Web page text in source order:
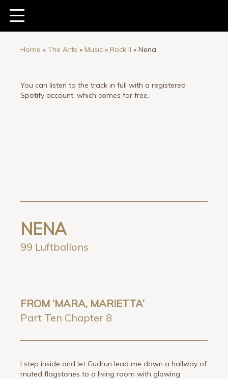
Home » The Arts » Music» Rock II » Nena
You can listen to the track in full with a registered
Spotify account, which comes for free.
NENA
99 Luftballons
FROM ‘MARA, MARIETTA’
Part Ten Chapter 8
I step inside and let Gudrun lead me down a hallway of
muted flagstones to a living room with glowing